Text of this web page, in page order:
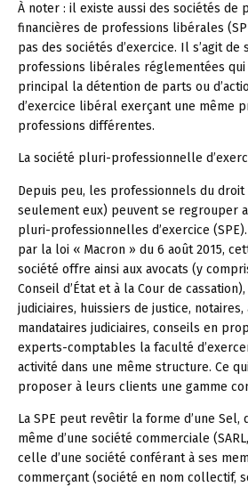
À noter : il existe aussi des sociétés de
financières de professions libérales
pas des sociétés d’exercice. Il s’agit
professions libérales réglementées
principal la détention de parts ou
d’exercice libéral exerçant une même
professions différentes.
La société pluri-professionnelle
Depuis peu, les professionnels du
seulement eux) peuvent se regrouper
pluri-professionnelles d’exercice
par la loi « Macron » du 6 août 2015,
société offre ainsi aux avocats (y
Conseil d’État et à la Cour de
judiciaires, huissiers de justice,
mandataires judiciaires, conseils en
experts-comptables la faculté
activité dans une même structure. Ce
proposer à leurs clients une gamme
La SPE peut revêtir la forme d’une Sel,
même d’une société commerciale
celle d’une société conférant à ses
commerçant (société en nom collectif,